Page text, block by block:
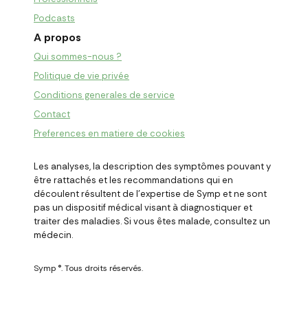
Podcasts
A propos
Qui sommes-nous ?
Politique de vie privée
Conditions generales de service
Contact
Preferences en matiere de cookies
Les analyses, la description des symptômes pouvant y
être rattachés et les recommandations qui en
découlent résultent de l'expertise de Symp et ne sont
pas un dispositif médical visant à diagnostiquer et
traiter des maladies. Si vous êtes malade, consultez un
médecin.
Symp ®. Tous droits réservés.